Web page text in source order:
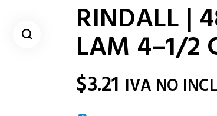
RINDALL |
LAM 4–1/2
$3.21 IVA NO